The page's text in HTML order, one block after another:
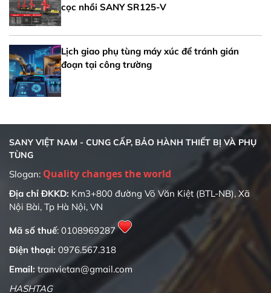
cọc nhồi SANY SR125-V
Lịch giao phụ tùng máy xúc để tránh gián
đoạn tại công trường
SANY VIỆT NAM - CUNG CẤP, BẢO HÀNH THIẾT BỊ VÀ PHỤ
TÙNG
Slogan:
Địa chỉ ĐKKD: Km3+800 đường Võ Văn Kiệt (BTL-NB), Xã
Nội Bài, Tp Hà Nội, VN
Mã số thuế: 0108969287
Điện thoại: 0976.567.318
Email: tranvietan@gmail.com
HASHTAG